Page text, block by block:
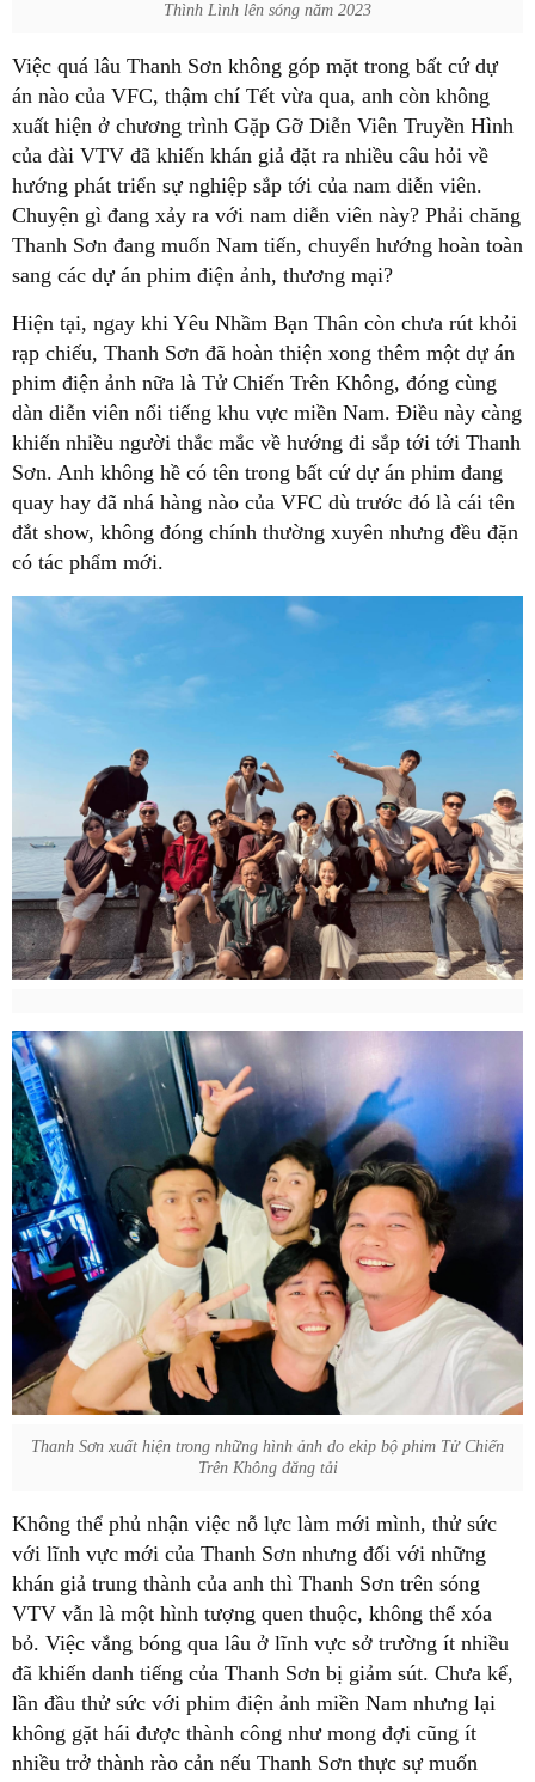
Thình Lình lên sóng năm 2023
Việc quá lâu Thanh Sơn không góp mặt trong bất cứ dự
án nào của VFC, thậm chí Tết vừa qua, anh còn không
xuất hiện ở chương trình Gặp Gỡ Diễn Viên Truyền Hình
của đài VTV đã khiến khán giả đặt ra nhiều câu hỏi về
hướng phát triển sự nghiệp sắp tới của nam diễn viên.
Chuyện gì đang xảy ra với nam diễn viên này? Phải chăng
Thanh Sơn đang muốn Nam tiến, chuyển hướng hoàn toàn
sang các dự án phim điện ảnh, thương mại?
Hiện tại, ngay khi Yêu Nhầm Bạn Thân còn chưa rút khỏi
rạp chiếu, Thanh Sơn đã hoàn thiện xong thêm một dự án
phim điện ảnh nữa là Tử Chiến Trên Không, đóng cùng
dàn diễn viên nổi tiếng khu vực miền Nam. Điều này càng
khiến nhiều người thắc mắc về hướng đi sắp tới tới Thanh
Sơn. Anh không hề có tên trong bất cứ dự án phim đang
quay hay đã nhá hàng nào của VFC dù trước đó là cái tên
đắt show, không đóng chính thường xuyên nhưng đều đặn
có tác phẩm mới.
Thanh Sơn xuất hiện trong những hình ảnh do ekip bộ phim Tử Chiến
Trên Không đăng tải
Không thể phủ nhận việc nỗ lực làm mới mình, thử sức
với lĩnh vực mới của Thanh Sơn nhưng đối với những
khán giả trung thành của anh thì Thanh Sơn trên sóng
VTV vẫn là một hình tượng quen thuộc, không thể xóa
bỏ. Việc vắng bóng qua lâu ở lĩnh vực sở trường ít nhiều
đã khiến danh tiếng của Thanh Sơn bị giảm sút. Chưa kể,
lần đầu thử sức với phim điện ảnh miền Nam nhưng lại
không gặt hái được thành công như mong đợi cũng ít
nhiều trở thành rào cản nếu Thanh Sơn thực sự muốn